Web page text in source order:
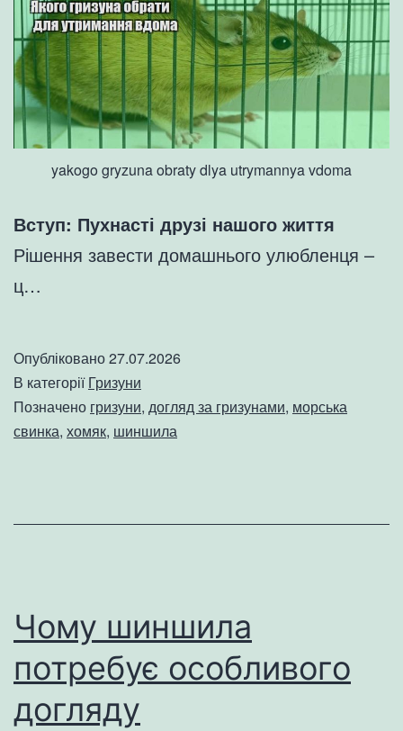
yakogo gryzuna obraty dlya utrymannya vdoma
Вступ: Пухнасті друзі нашого життя
Рішення завести домашнього улюбленця –
ц…
Опубліковано27.07.2026
В категоріїГризуни
Позначено гризуни, догляд за гризунами, морська
свинка, хомяк, шиншила
Чому шиншила
потребує особливого
догляду